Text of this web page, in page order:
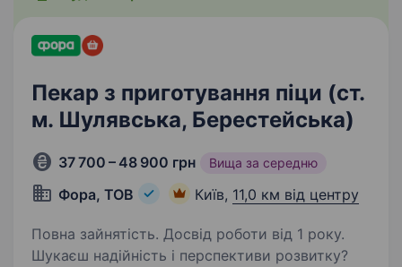
Пекар з приготування піци (ст.
м. Шулявська, Берестейська)
37 700 – 48 900 грн Вища за середню
Фора, ТОВ Київ, 11,0 км від центру
Повна зайнятість. Досвід роботи від 1 року.
Шукаєш надійність і перспективи розвитку?